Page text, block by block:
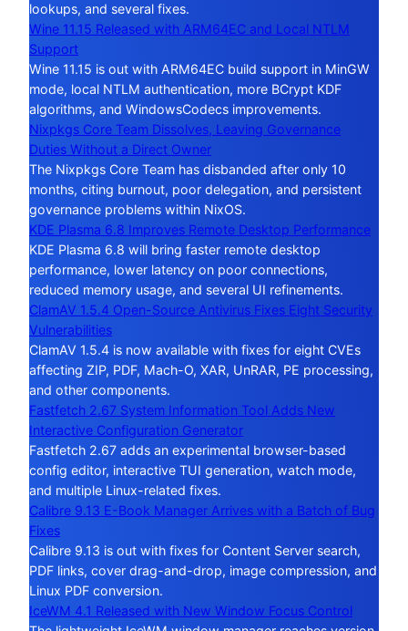
lookups, and several fixes.
Wine 11.15 Released with ARM64EC and Local NTLM
Support
Wine 11.15 is out with ARM64EC build support in MinGW
mode, local NTLM authentication, more BCrypt KDF
algorithms, and WindowsCodecs improvements.
Nixpkgs Core Team Dissolves, Leaving Governance
Duties Without a Direct Owner
The Nixpkgs Core Team has disbanded after only 10
months, citing burnout, poor delegation, and persistent
governance problems within NixOS.
KDE Plasma 6.8 Improves Remote Desktop Performance
KDE Plasma 6.8 will bring faster remote desktop
performance, lower latency on poor connections,
reduced memory usage, and several UI refinements.
ClamAV 1.5.4 Open-Source Antivirus Fixes Eight Security
Vulnerabilities
ClamAV 1.5.4 is now available with fixes for eight CVEs
affecting ZIP, PDF, Mach-O, XAR, UnRAR, PE processing,
and other components.
Fastfetch 2.67 System Information Tool Adds New
Interactive Configuration Generator
Fastfetch 2.67 adds an experimental browser-based
config editor, interactive TUI generation, watch mode,
and multiple Linux-related fixes.
Calibre 9.13 E-Book Manager Arrives with a Batch of Bug
Fixes
Calibre 9.13 is out with fixes for Content Server search,
PDF links, cover drag-and-drop, image compression, and
Linux PDF conversion.
IceWM 4.1 Released with New Window Focus Control